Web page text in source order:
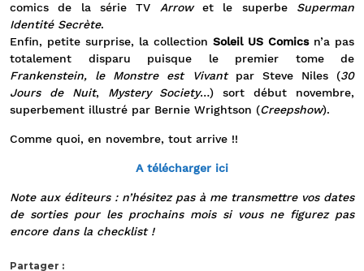
comics de la série TV Arrowet le superbe Superman
Identité Secrète.
Enfin, petite surprise, la collection Soleil US Comicsn’a pas
totalement disparu puisque le premier tome de
Frankenstein, le Monstre est Vivantpar Steve Niles (30
Jours de Nuit, Mystery Society…) sort début novembre,
superbement illustré par Bernie Wrightson (Creepshow).
Comme quoi, en novembre, tout arrive !!
A télécharger ici
Note aux éditeurs : n’hésitez pas à me transmettre vos dates
de sorties pour les prochains mois si vous ne figurez pas
encore dans la checklist !
Partager :